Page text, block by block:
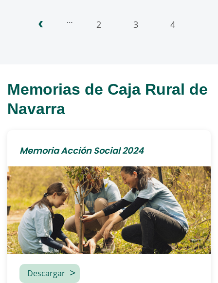
Paginación
‹ … 2 3 4
Memorias de Caja Rural de
Navarra
Memoria Acción Social 2024
Descargar